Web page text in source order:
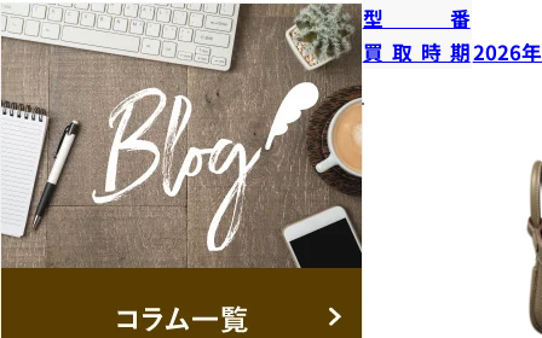
型番
買取時期2026